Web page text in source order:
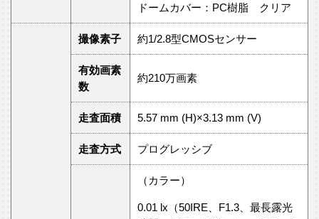
ドームカバー：PC樹脂 クリア
撮像素子 約1/2.8型CMOSセンサー
有効画素
数
約210万画素
走査面積 5.57 mm (H)×3.13 mm (V)
走査方式 プログレッシブ
（カラー）
0.01 lx（50IRE、F1.3、最長露光